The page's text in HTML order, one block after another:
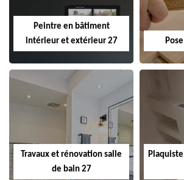
Peintre en bâtiment
intérieur et extérieur 27
Travaux et rénovation salle
de bain 27